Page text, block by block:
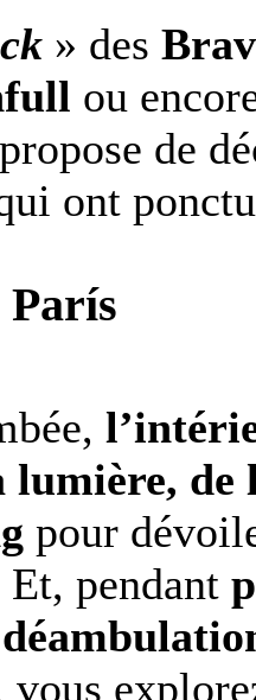
» des
ou
de
ont
París
lumière,
pour
pendant